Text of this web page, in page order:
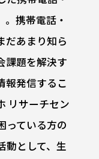
携帯電話・
だあまり知ら
課題を解決す
報発信するこ
リサーチセン
っている方の
動として、生